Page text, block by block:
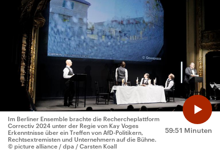
59:51 Minuten
Im Berliner Ensemble brachte die Rechercheplattform
Correctiv 2024 unter der Regie von Kay Voges
Erkenntnisse über ein Treffen von AfD-Politikern,
Rechtsextremisten und Unternehmern auf die Bühne.
© picture alliance / dpa / Carsten Koall